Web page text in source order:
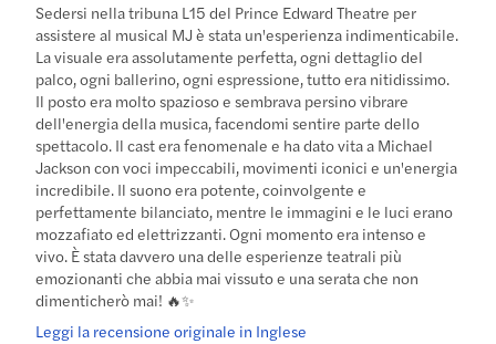
Sedersi nella tribuna L15 del Prince Edward Theatre per
assistere al musical MJ è stata un'esperienza indimenticabile.
La visuale era assolutamente perfetta, ogni dettaglio del
palco, ogni ballerino, ogni espressione, tutto era nitidissimo.
Il posto era molto spazioso e sembrava persino vibrare
dell'energia della musica, facendomi sentire parte dello
spettacolo. Il cast era fenomenale e ha dato vita a Michael
Jackson con voci impeccabili, movimenti iconici e un'energia
incredibile. Il suono era potente, coinvolgente e
perfettamente bilanciato, mentre le immagini e le luci erano
mozzafiato ed elettrizzanti. Ogni momento era intenso e
vivo. È stata davvero una delle esperienze teatrali più
emozionanti che abbia mai vissuto e una serata che non
dimenticherò mai! 🔥✨
Leggi la recensione originale in Inglese